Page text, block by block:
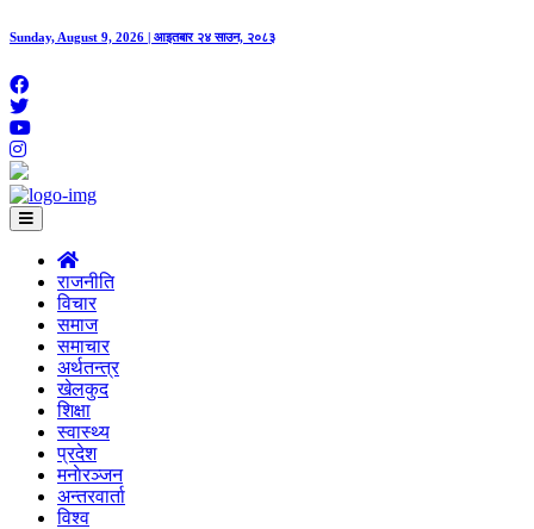
Sunday, August 9, 2026 | आइतबार २४ साउन, २०८३
राजनीति
विचार
समाज
समाचार
अर्थतन्त्र
खेलकुद
शिक्षा
स्वास्थ्य
प्रदेश
मनाेरञ्जन
अन्तरवार्ता
विश्व